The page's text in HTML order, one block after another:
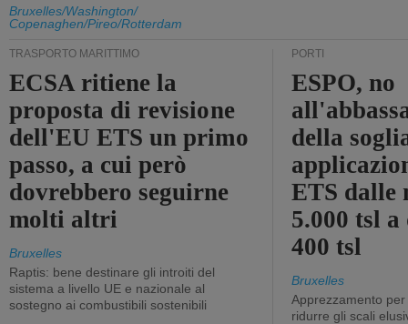
Bruxelles/Washington/
Copenaghen/Pireo/Rotterdam
TRASPORTO MARITTIMO
ECSA ritiene la
proposta di revisione
dell'EU ETS un primo
passo, a cui però
dovrebbero seguirne
molti altri
Bruxelles
Raptis: bene destinare gli introiti del
sistema a livello UE e nazionale al
sostegno ai combustibili sostenibili
PORTI
ESPO, no
della
ETS dalle
5.000 tsl
400 tsl
Bruxelles
Apprezzamento
ridurre gli scali